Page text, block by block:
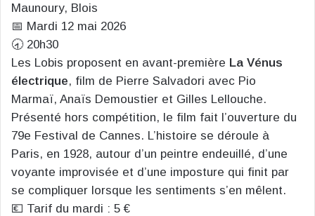
Maunoury, Blois
📅 Mardi 12 mai 2026
🕣 20h30
Les Lobis proposent en avant-première La Vénus
électrique, film de Pierre Salvadori avec Pio
Marmaï, Anaïs Demoustier et Gilles Lellouche.
Présenté hors compétition, le film fait l’ouverture du
79e Festival de Cannes. L’histoire se déroule à
Paris, en 1928, autour d’un peintre endeuillé, d’une
voyante improvisée et d’une imposture qui finit par
se compliquer lorsque les sentiments s’en mêlent.
💶 Tarif du mardi : 5 €